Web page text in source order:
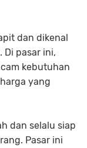
dan dikenal
Di pasar ini,
kebutuhan
yang
dan selalu siap
Pasar ini